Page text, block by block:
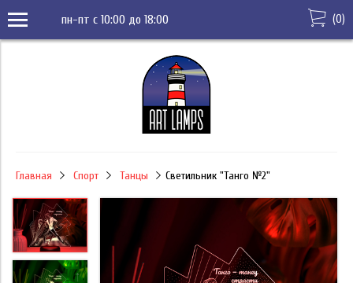
пн-пт с 10:00 до 18:00 (0)
Главная Спорт Танцы Светильник "Танго №2"